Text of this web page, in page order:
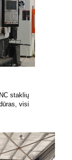
staklių
visi